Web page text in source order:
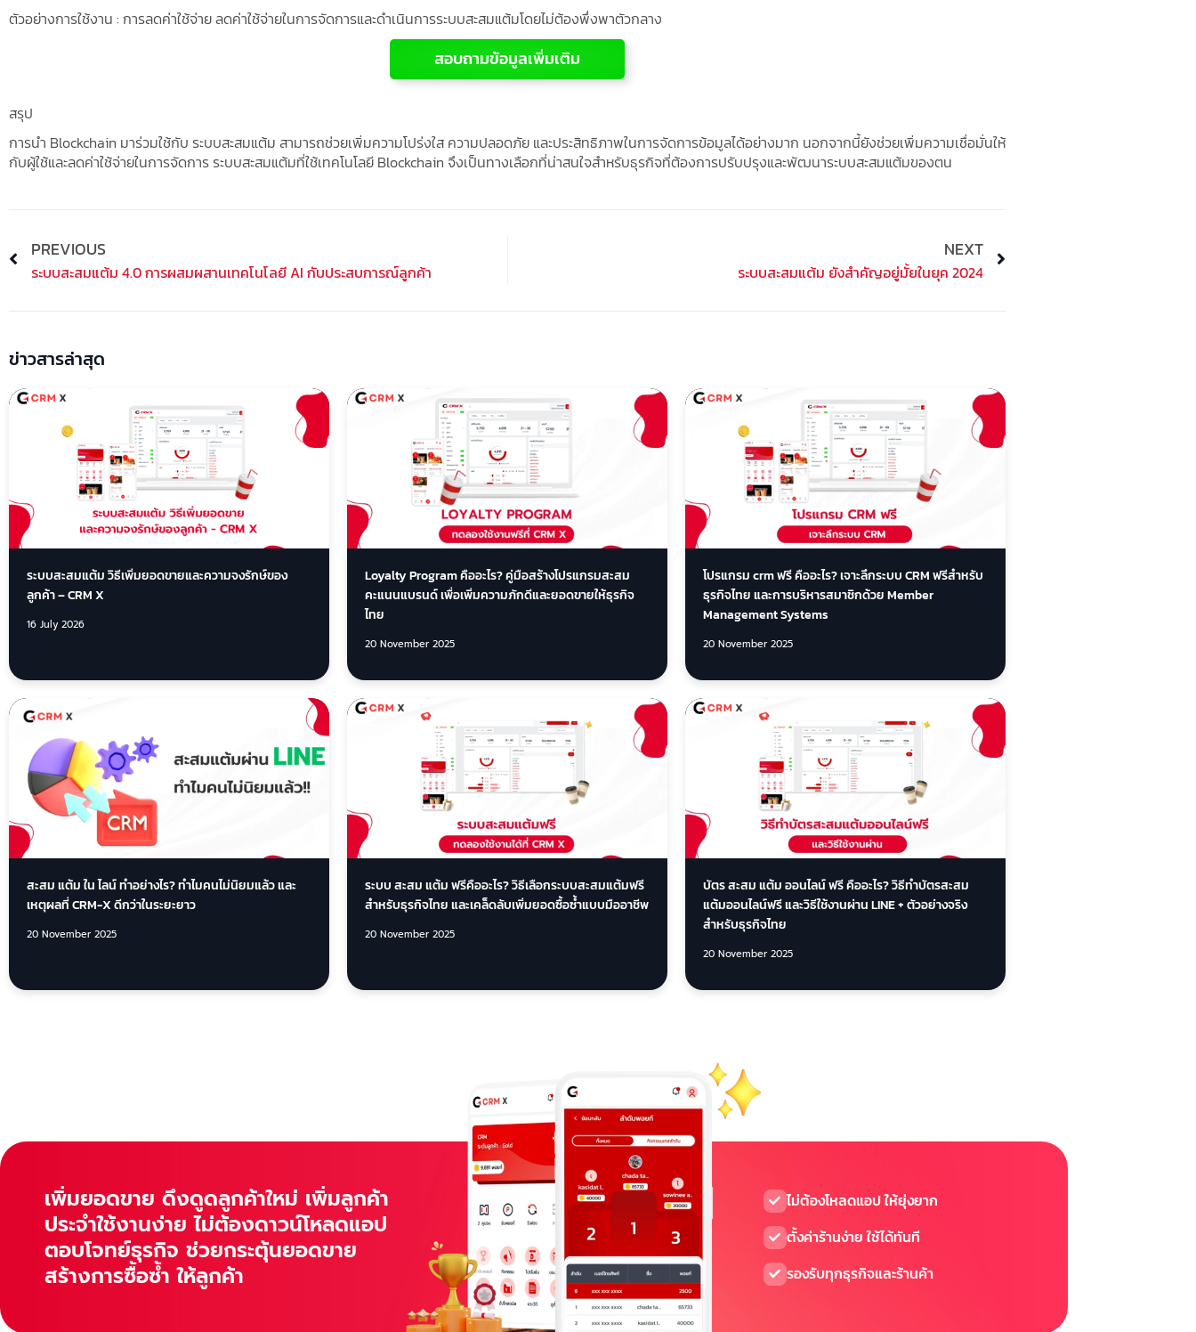
ตัวอย่างการใช้งาน : การลดค่าใช้จ่าย ลดค่าใช้จ่ายในการจัดการและดำเนินการระบบสะสมแต้มโดยไม่ต้องพึ่งพาตัวกลาง
สอบถามข้อมูลเพิ่มเติม
สรุป
การนำ Blockchain มาร่วมใช้กับ ระบบสะสมแต้ม สามารถช่วยเพิ่มความโปร่งใส ความปลอดภัย และประสิทธิภาพในการจัดการข้อมูลได้อย่างมาก นอกจากนี้ยังช่วยเพิ่มความเชื่อมั่นให้
กับผู้ใช้และลดค่าใช้จ่ายในการจัดการ ระบบสะสมแต้มที่ใช้เทคโนโลยี Blockchain จึงเป็นทางเลือกที่น่าสนใจสำหรับธุรกิจที่ต้องการปรับปรุงและพัฒนาระบบสะสมแต้มของตน
Prev
PREVIOUS
ระบบสะสมแต้ม 4.0 การผสมผสานเทคโนโลยี AI กับประสบการณ์ลูกค้า
NEXT
ระบบสะสมแต้ม ยังสำคัญอยู่มั้ยในยุค 2024
ข่าวสารล่าสุด
ระบบสะสมแต้ม วิธีเพิ่มยอดขายและความจงรักษ์ของ
ลูกค้า – CRM X
16 July 2026
Loyalty Program คืออะไร? คู่มือสร้างโปรแกรมสะสม
คะแนนแบรนด์ เพื่อเพิ่มความภักดีและยอดขายให้ธุรกิจ
ไทย
20 November 2025
โปรแกรม crm ฟรี คืออะไร? เจาะลึกระบบ CRM ฟรีสำหรับ
ธุรกิจไทย และการบริหารสมาชิกด้วย Member
Management Systems
20 November 2025
สะสม แต้ม ใน ไลน์ ทำอย่างไร? ทำไมคนไม่นิยมแล้ว และ
เหตุผลที่ CRM-X ดีกว่าในระยะยาว
20 November 2025
ระบบ สะสม แต้ม ฟรีคืออะไร? วิธีเลือกระบบสะสมแต้มฟรี
สำหรับธุรกิจไทย และเคล็ดลับเพิ่มยอดซื้อซ้ำแบบมืออาชีพ
20 November 2025
บัตร สะสม แต้ม ออนไลน์ ฟรี คืออะไร? วิธีทำบัตรสะสม
แต้มออนไลน์ฟรี และวิธีใช้งานผ่าน LINE + ตัวอย่างจริง
สำหรับธุรกิจไทย
20 November 2025
เพิ่มยอดขาย ดึงดูดลูกค้าใหม่ เพิ่มลูกค้า
ประจำใช้งานง่าย ไม่ต้องดาวน์โหลดแอป
ตอบโจทย์ธุรกิจ ช่วยกระตุ้นยอดขาย
สร้างการซื้อซ้ำ ให้ลูกค้า
ไม่ต้องโหลดแอป ให้ยุ่งยาก
ตั้งค่าร้านง่าย ใช้ได้ทันที
รองรับทุกธุรกิจและร้านค้า